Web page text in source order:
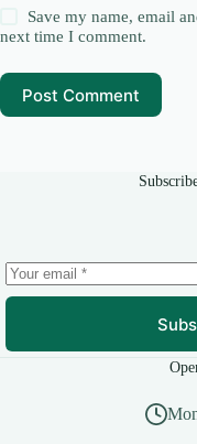
Save my name, email
next time I comment.
Post Comment